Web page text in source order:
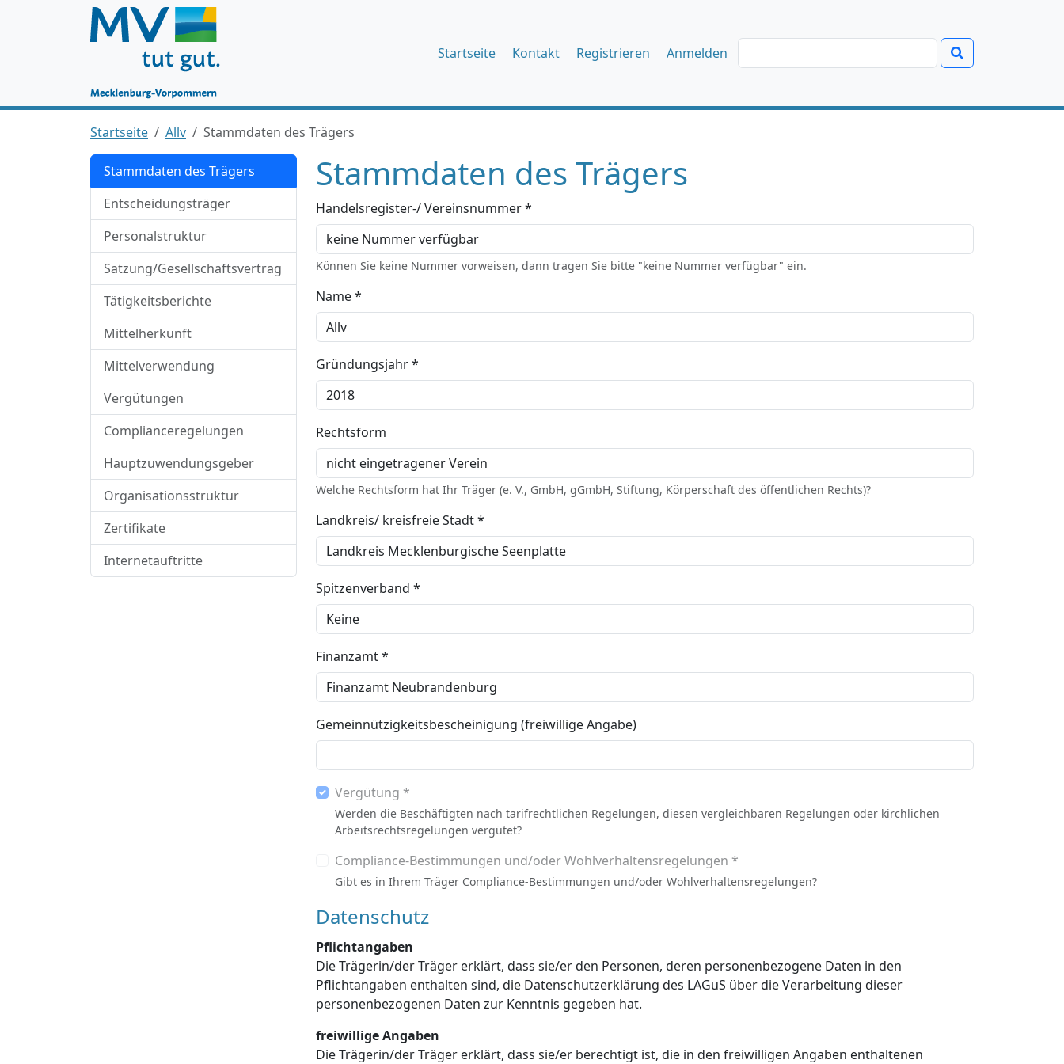
Startseite Kontakt Registrieren Anmelden
Startseite Allv Stammdaten des Trägers
Stammdaten des Trägers
Entscheidungsträger
Personalstruktur
Satzung/Gesellschaftsvertrag
Tätigkeitsberichte
Mittelherkunft
Mittelverwendung
Vergütungen
Complianceregelungen
Hauptzuwendungsgeber
Organisationsstruktur
Zertifikate
Internetauftritte
Stammdaten des Trägers
Handelsregister-/ Vereinsnummer *
Können Sie keine Nummer vorweisen, dann tragen Sie bitte "keine Nummer verfügbar" ein.
Name *
Gründungsjahr *
Rechtsform
Welche Rechtsform hat Ihr Träger (e. V., GmbH, gGmbH, Stiftung, Körperschaft des öffentlichen Rechts)?
Landkreis/ kreisfreie Stadt *
Spitzenverband *
Finanzamt *
Gemeinnützigkeitsbescheinigung (freiwillige Angabe)
Vergütung *
Werden die Beschäftigten nach tarifrechtlichen Regelungen, diesen vergleichbaren Regelungen oder kirchlichen
Arbeitsrechtsregelungen vergütet?
Compliance-Bestimmungen und/oder Wohlverhaltensregelungen *
Gibt es in Ihrem Träger Compliance-Bestimmungen und/oder Wohlverhaltensregelungen?
Datenschutz
Pflichtangaben
Die Trägerin/der Träger erklärt, dass sie/er den Personen, deren personenbezogene Daten in den
Pflichtangaben enthalten sind, die Datenschutzerklärung des LAGuS über die Verarbeitung dieser
personenbezogenen Daten zur Kenntnis gegeben hat.
freiwillige Angaben
Die Trägerin/der Träger erklärt, dass sie/er berechtigt ist, die in den freiwilligen Angaben enthaltenen